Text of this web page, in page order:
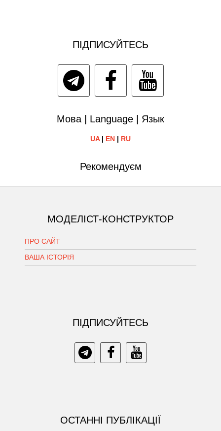
ПІДПИСУЙТЕСЬ
Мова | Language | Язык
UA| EN | RU
Рекомендуєм
МОДЕЛІСТ-КОНСТРУКТОР
ПРО САЙТ
ВАША ІСТОРІЯ
ПIДПИСУЙТЕСЬ
ОСТАННІ ПУБЛІКАЦІЇ